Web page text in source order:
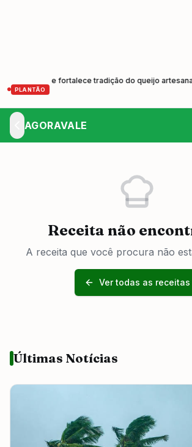
PLANTÃO
e fortalece tradição do queijo artesanal
AGORAVALE
Receita não
A receita que você procura não
Ver todas as receitas
Últimas Notícias